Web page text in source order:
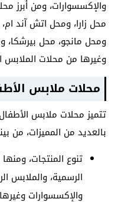
والإكسسوارات، ومن أبرز
محل زارا، ومحل اتش آند
ومحل مانجو، محل
وغيرها من محلات الملابس
محلات ملابس
تتميز محلات ملابس
بالعديد من المميزات، من
تنوع المنتجات،
الرسمية، والملابس
والإكسسوارات